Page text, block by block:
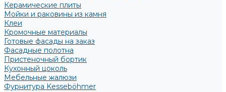
Керамические плиты
Мойки и раковины из камня
Клеи
Кромочные материалы
Готовые фасады на заказ
Фасадные полотна
Пристеночный бортик
Кухонный цоколь
Мебельные жалюзи
Фурнитура Kesseböhmer